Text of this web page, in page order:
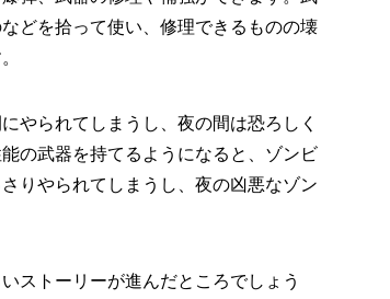
どを拾って使い、修理できるものの壊
やられてしまうし、夜の間は恐ろしく
の武器を持てるようになると、ゾンビ
りやられてしまうし、夜の凶悪なゾン
ストーリーが進んだところでしょう